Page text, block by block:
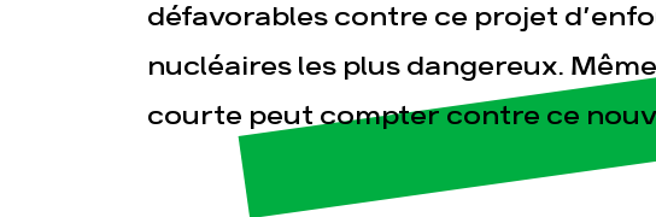
défavorables contre ce projet
nucléaires les plus dangereux.
courte peut compter contre ce